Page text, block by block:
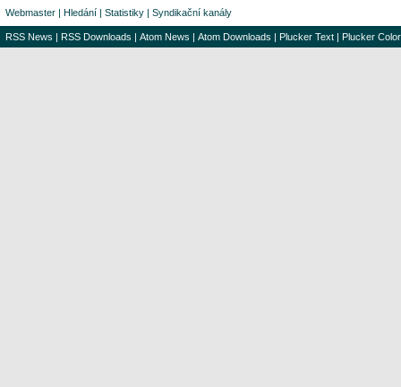
Webmaster | Hledání | Statistiky | Syndikační kanály
RSS News | RSS Downloads | Atom News | Atom Downloads | Plucker Text | Plucker Color